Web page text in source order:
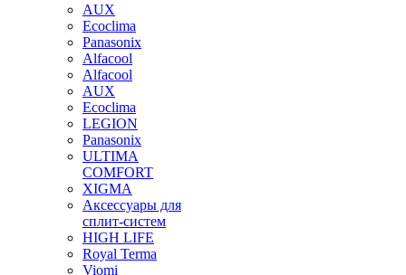
AUX
Ecoclima
Panasonix
Alfacool
Alfacool
AUX
Ecoclima
LEGION
Panasonix
ULTIMA
COMFORT
XIGMA
Аксессуары для
сплит-систем
HIGH LIFE
Royal Terma
Viomi